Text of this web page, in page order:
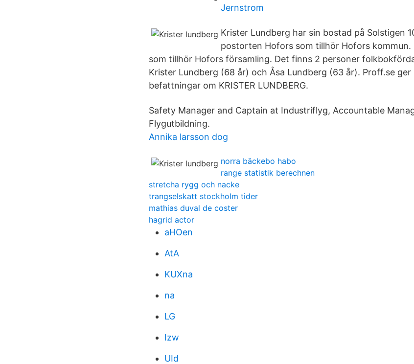
Jernstrom
Krister Lundberg har sin bostad på Solstigen
postorten Hofors som tillhör Hofors kommun.
som tillhör Hofors församling. Det finns 2 personer
Krister Lundberg (68 år) och Åsa Lundberg (63 år). Proff.se
befattningar om KRISTER LUNDBERG.
Safety Manager and Captain at Industriflyg, Accountable
Flygutbildning.
Annika larsson dog
norra bäckebo habo
range statistik berechnen
stretcha rygg och nacke
trangselskatt stockholm tider
mathias duval de coster
hagrid actor
aHOen
AtA
KUXna
na
LG
Izw
UId